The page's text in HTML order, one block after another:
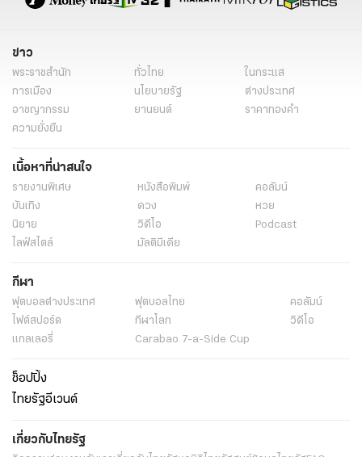
ข่าว
พระราชสำนัก ทั่วไทย
ในกระแส
การเมือง
นโยบายรัฐ
ต่างประเทศ
อาชญากรรม
ยานยนต์
ราคาทองคำ
ความยั่งยืน
เนื้อหาที่น่าสนใจ
รายงานพิเศษ หนังสือพิมพ์
คอลัมน์
บันเทิง
ดวง
หวย
นิยาย
วิดีโอ
Podcast
ไลฟ์สไตล์
มัลติมีเดีย
กีฬา
ฟุตบอลต่่างประเทศ ฟุตบอลไทย
คอลัมน์
ไฟต์สปอร์ต
กีฬาโลก
วิดีโอ
แกลเลอรี่
Carabao 7-a-Side Cup
ช็อปปิ้ง
ไทยรัฐอีเวนต์
เกี่ยวกับไทยรัฐ